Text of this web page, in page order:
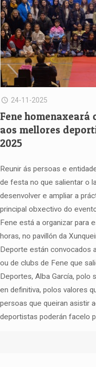
24-11-2025
Fene homenaxeará
aos mellores
2025
Reunir ás persoas e
de festa no que salientar o
desenvolver e ampliar a
principal obxectivo do
Fene está a organizar para
horas, no pavillón da
Deporte están convocados
ou de clubs de Fene que
Deportes, Alba García, polo
en definitiva, polos valores
persoas que queiran asistir
deportistas poderán facelo